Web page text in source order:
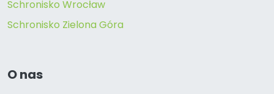
Schronisko Wrocław
Schronisko Zielona Góra
O nas